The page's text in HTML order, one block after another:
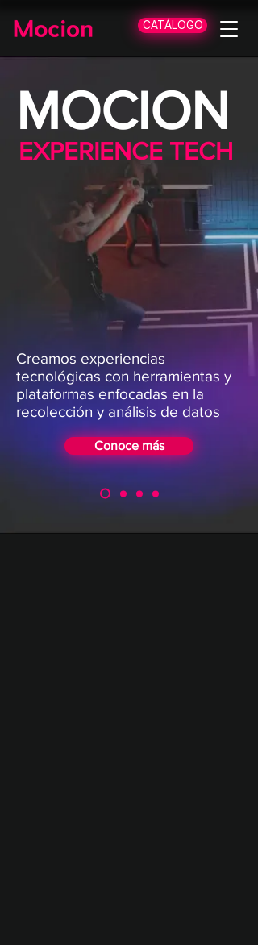
CATÁLOGO
MOCION
EXPERIENCE TECH
Creamos experiencias
tecnológicas con herramientas y
plataformas enfocadas en la
recolección y análisis de datos
Conoce más